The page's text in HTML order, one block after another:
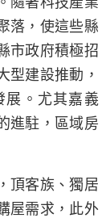
落，使這些縣
市政府積極招
型建設推動，
展。尤其嘉義
進駐，區域房
頂客族、獨居
屋需求，此外